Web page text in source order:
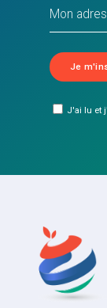
J'ai lu et